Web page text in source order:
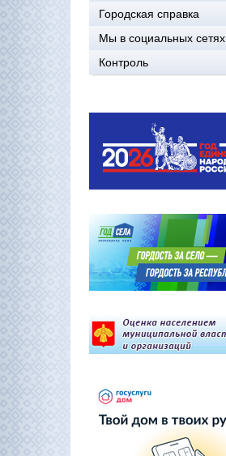
Городская справка
Мы в социальных сетях
Контроль